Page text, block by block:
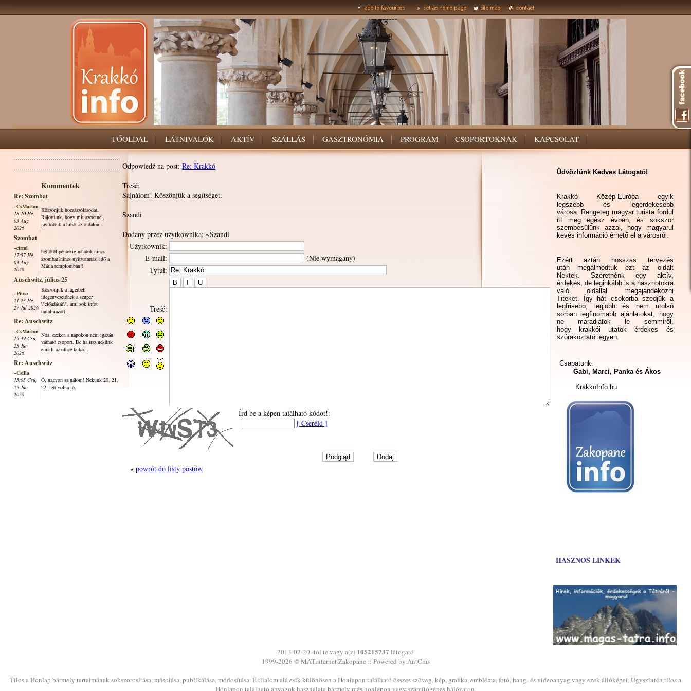
FŐOLDAL LÁTNIVALÓK AKTÍV SZÁLLÁS GASZTRONÓMIA PROGRAM CSOPORTOKNAK KAPCSOLAT
Kommentek
Re: Szombat
~CsMarton
18:10 Hé,
03 Aug
2026
Köszönjük hozzászólásodat.
Rájöttünk, hogy mit szeretnél,
javítottuk a hibát az oldalon.
Szombat
~cirmi
17:57 Hé,
03 Aug
2026
hétfőtől péntekig,nálatok nincs
szombat?nincs nyitvatartási idő a
Mária templomban!!
Auschwitz, július 25
~Piusz
21:23 Hé,
27 Júl 2026
Köszönjük a lágerbeli
idegenvezetőnek a szuper
\"előadását\", ami sok infot
tartalmazott...
Re: Auschwitz
~CsMarton
15:49 Csü,
25 Jún
2026
Nos, ezeken a napokon nem igazán
várható csoport. De ha írsz nekünk
emailt az office kukac...
Re: Auschwitz
~Csilla
15:05 Csü,
25 Jún
2026
Ó, nagyon sajnálom! Nekünk 20. 21.
22. lett volna jó.
Odpowiedź na post: Re: Krakkó
Treść:
Sajnàlom! Köszönjük a segítséget.
Szandi
Dodany przez użytkownika: ~Szandi
Użytkownik:
E-mail:
(Nie wymagany)
Tytuł:
Treść:
Írd be a képen található kódot!:
[ Cseréld ]
« powrót do listy postów
Üdvözlünk Kedves Látogató!
Krakkó Közép-Európa egyik
legszebb és legérdekesebb
városa. Rengeteg magyar turista fordul
itt meg egész évben, és sokszor
szembesülünk azzal, hogy magyarul
kevés információ érhető el a városról.
Ezért aztán hosszas tervezés
után megálmodtuk ezt az oldalt
Nektek. Szeretnénk egy aktív,
érdekes, de leginkább is a hasznotokra
váló oldallal megajándékozni
Titeket. Így hát csokorba szedjük a
legfrisebb, legjobb és nem utolsó
sorban legfinomabb ajánlatokat, hogy
ne maradjatok le semmiről,
hogy krakkói utatok érdekes és
szórakoztató legyen.
Csapatunk:
Gabi, Marci, Panka és Ákos
KrakkoInfo.hu
HASZNOS LINKEK
2013-02-20 -tól te vagy a(z) 105215737 látogató
1999-2026 ©MATinternet Zakopane :: Powered by AntCms
Tilos a Honlap bármely tartalmának sokszorosítása, másolása, publikálása, módosítása. E tilalom alá esik különösen a Honlapon található összes szöveg, kép, grafika, embléma, fotó, hang- és videoanyag vagy ezek állóképei. Úgyszintén tilos a
Honlapon található anyagok használata bármely más honlapon vagy számítógépes hálózaton.